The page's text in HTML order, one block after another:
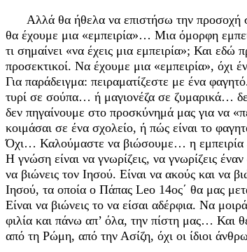
Αλλά θα ήθελα να επιστήσω την προσοχή
θα έχουμε μια «εμπειρία»… Μια όμορφη
τι σημαίνει «να έχεις μια εμπειρία»; Και εδώ
προσεκτικοί. Να έχουμε μια «εμπειρία», όχι
Για παράδειγμα: πειραματίζεστε με ένα
τυρί σε σούπα… ή μαγιονέζα σε ζυμαρικά…
δεν πηγαίνουμε στο προσκύνημά μας για να
κοιμάσαι σε ένα σχολείο, ή πώς είναι το
Όχι… Καλούμαστε να βιώσουμε… η εμπειρία
Η γνώση είναι να γνωρίζεις, να γνωρίζεις
να βιώνεις τον Ιησού. Είναι να ακούς και να
Ιησού, τα οποία ο Πάπας Leo 14ος΄ θα μας
Είναι να βιώνεις το να είσαι αδέρφια. Να
φιλία και πάνω απ’ όλα, την πίστη μας… Και
από τη Ρώμη, από την Ασίζη, όχι οι ίδιοι